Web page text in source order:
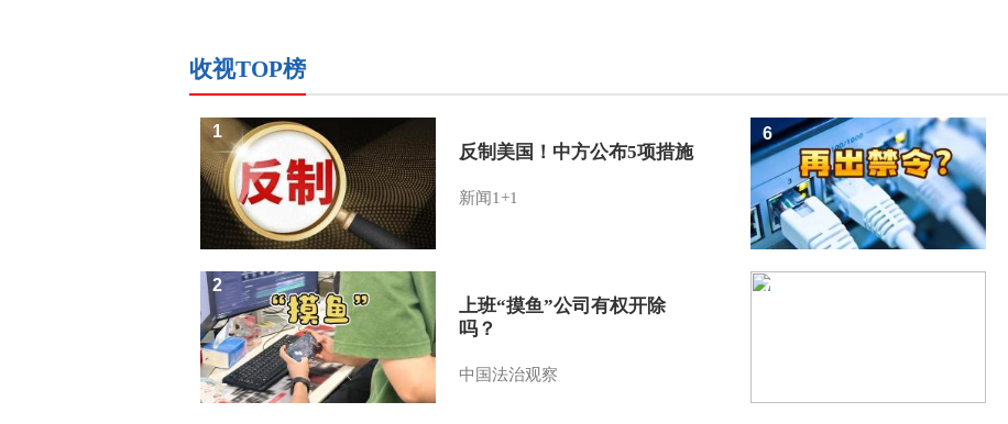
收视TOP榜
反制美国！中方公布5项措施
新闻1+1
1
上班“摸鱼”公司有权开除
吗？
中国法治观察
2
6
7